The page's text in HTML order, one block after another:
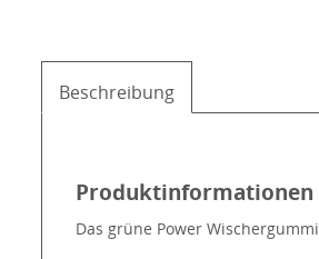
Beschreibung
Produktinformationen
Das grüne Power